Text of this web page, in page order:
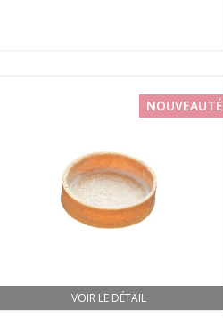
VOIR LE DÉTAIL
NOUVEAUTÉ